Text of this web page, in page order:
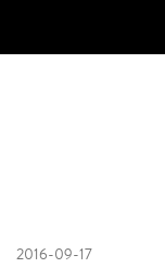
2016-09-17